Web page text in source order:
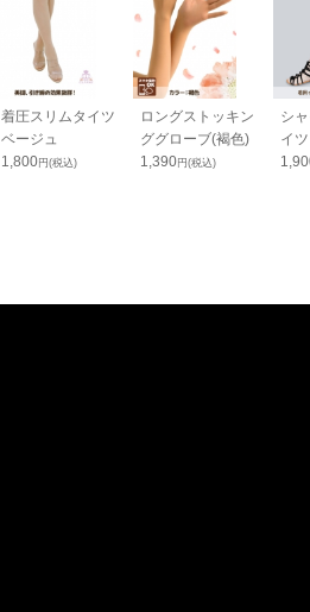
着圧スリムタイツ
ベージュ
1,800円(税込)
ロングストッキン
ググローブ(褐色)
1,390円(税込)
シ
イ